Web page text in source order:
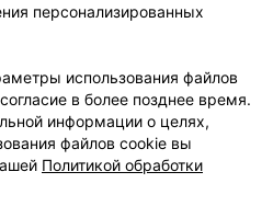
Партнеры
в поддержку
настройки cookie
данных
персонализированных
использования файлов
в более позднее время.
информации о целях,
файлов cookie вы
Политикой обработки